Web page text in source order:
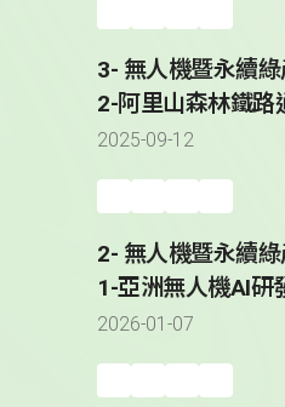
3- 無人機暨永續
2-阿里山森林鐵路
2025-09-12
2- 無人機暨永續
1-亞洲無人機AI研
2026-01-07